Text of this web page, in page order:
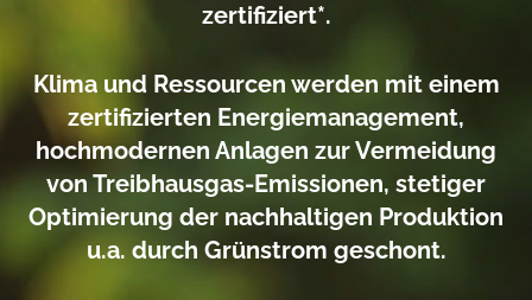
zertifiziert*.
Klima und Ressourcen werden mit einem
zertifizierten Energiemanagement,
hochmodernen Anlagen zur Vermeidung
von Treibhausgas-Emissionen, stetiger
Optimierung der nachhaltigen Produktion
u.a. durch Grünstrom geschont.